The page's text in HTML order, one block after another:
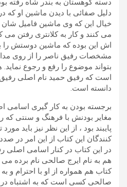
دسته کوهستان به بندر شاه رفته
دلیل صفائی با دیدن ماشین او که
خیال این که وی ماشین فامیل
می کنند و کار به کلانتری رفتن
اش این بوده که ماشین دوستش را
مشخصات رفیق ناصر را از روی
بتواند موضوع را رفع و رجوع
است که رفیق حمید نام اصلی رفیق
دانسته است.
برجسته بودن به کار گیری اسامی
مغایر بودنش با فرهنگ و سنتی
پایبند بود ، از این نظر نیز باید
کنندگان این کتاب از این امر در
در این کتاب در کنار اسامی اصلی
هم به نام ایرج صالحی نام برده
کتاب هم همواره از او با احترام و
صالحی کسی است که به اشتباه